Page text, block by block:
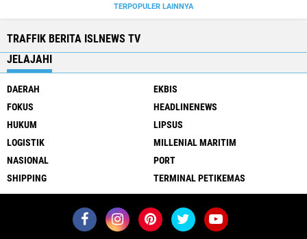
TERPOPULER LAINNYA
TRAFFIK BERITA ISLNEWS TV
JELAJAHI
DAERAH
EKBIS
FOKUS
HEADLINENEWS
HUKUM
LIPSUS
LOGISTIK
MILLENIAL MARITIM
NASIONAL
PORT
SHIPPING
TERMINAL PETIKEMAS